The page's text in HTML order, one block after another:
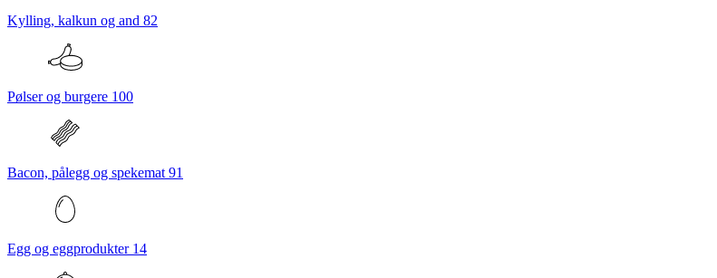
Kylling, kalkun og and 82
Pølser og burgere 100
Bacon, pålegg og spekemat 91
Egg og eggprodukter 14